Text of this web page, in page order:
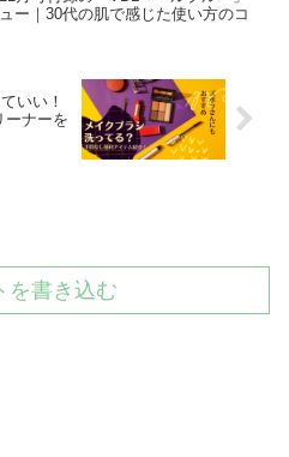
ー｜30代の肌で感じた使い方のコ
いい！
ーナーを
を書き込む